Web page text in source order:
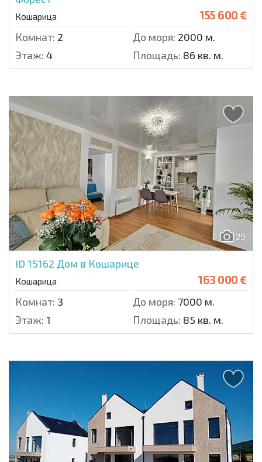
Кошарица 155 600 €
Комнат: 2 До моря: 2000 м.
Этаж: 4 Площадь: 86 кв. м.
29
ID 15162 Дом в Кошарице
Кошарица 163 000 €
Комнат: 3 До моря: 7000 м.
Этаж: 1 Площадь: 85 кв. м.